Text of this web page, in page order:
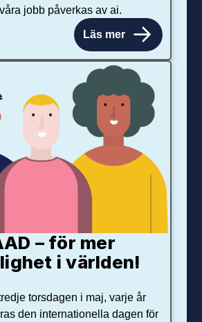
jobb påverkas av ai.
Läs mer
– för mer
i världen!
torsdagen i maj, varje år
den internationella dagen för